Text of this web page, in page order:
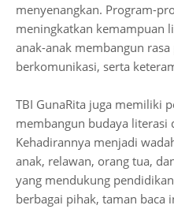
menyenangkan. Program-
meningkatkan kemampuan
anak-anak membangun
berkomunikasi, serta
TBI GunaRita juga memiliki
membangun budaya literasi
Kehadirannya menjadi
anak, relawan, orang tua,
yang mendukung
berbagai pihak, taman baca